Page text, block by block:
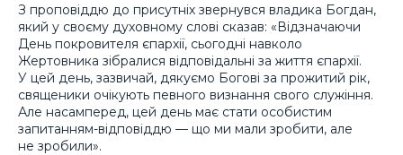
З проповіддю до присутніх звернувся владика Богдан,
який у своєму духовному слові сказав: «Відзначаючи
День покровителя єпархії, сьогодні навколо
Жертовника зібралися відповідальні за життя єпархії.
У цей день, зазвичай, дякуємо Богові за прожитий рік,
священики очікують певного визнання свого служіння.
Але насамперед, цей день має стати особистим
запитанням-відповіддю — що ми мали зробити, але
не зробили».